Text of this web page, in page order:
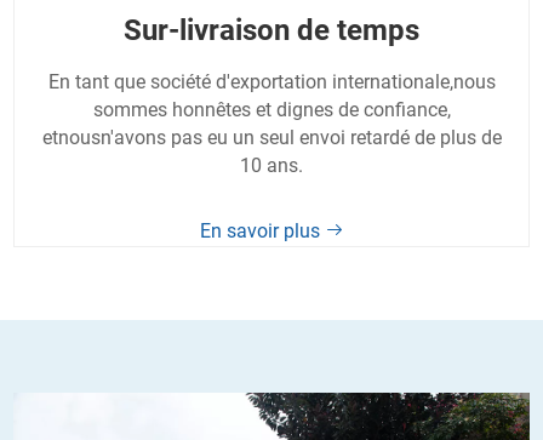
Sur-livraison de temps
En tant que société d'exportation internationale,nous
sommes honnêtes et dignes de confiance,
etnousn'avons pas eu un seul envoi retardé de plus de
10 ans.
En savoir plus